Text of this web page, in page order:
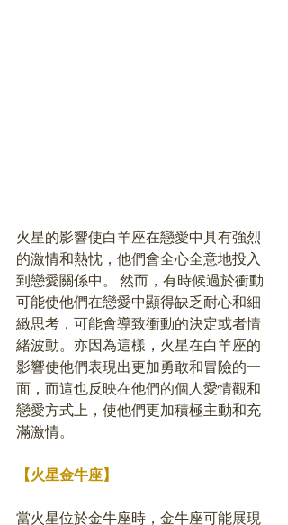
火星的影響使白羊座在戀愛中具有強烈
的激情和熱忱，他們會全心全意地投入
到戀愛關係中。 然而，有時候過於衝動
可能使他們在戀愛中顯得缺乏耐心和細
緻思考，可能會導致衝動的決定或者情
緒波動。亦因為這樣，火星在白羊座的
影響使他們表現出更加勇敢和冒險的一
面，而這也反映在他們的個人愛情觀和
戀愛方式上，使他們更加積極主動和充
滿激情。
【火星金牛座】
當火星位於金牛座時，金牛座可能展現